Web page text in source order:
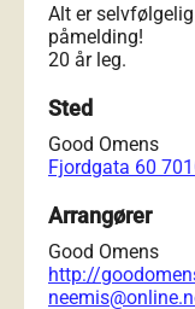
Alt er
påmelding!
20 år leg.
Sted
Good Omens
Fjordgata 60
Arrangører
Good Omens
http://